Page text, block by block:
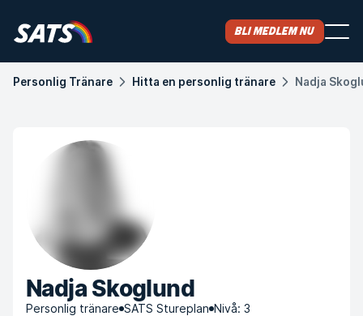
Bli medlem nu
Personlig Tränare Hitta en personlig tränare Nadja
Nadja Skoglund
Personlig tränare SATS Stureplan Nivå: 3